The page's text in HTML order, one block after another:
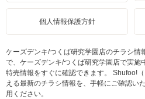
個人情報保護方針
ケーズデンキ/つくば研究学園店のチラシ情
で、ケーズデンキ/つくば研究学園店で実施
特売情報をすぐに確認できます。 Shufoo!
える最新のチラシ情報を、手軽にご確認い
用ください。